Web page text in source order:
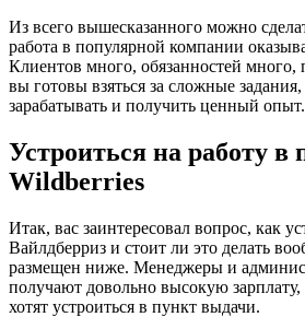
Из всего вышесказанного можно
работа в популярной компании
Клиентов много, обязанностей много,
вы готовы взяться за сложные
зарабатывать и получить ценный опыт.
Устроиться на работу
Wildberries
Итак, вас заинтересовал вопрос, как
Вайлдберриз и стоит ли это делать
размещен ниже. Менеджеры и
получают довольно высокую
хотят устроиться в пункт выдачи.